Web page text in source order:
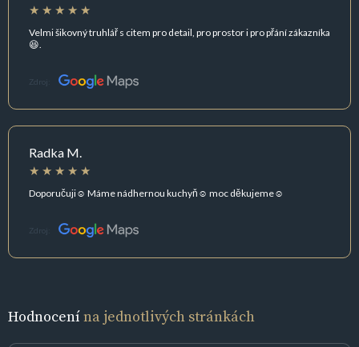
Velmi šikovný truhlář s citem pro detail, pro prostor i pro přání zákazníka
😆.
Zdroj:
Radka M.
Doporučuji☺ Máme nádhernou kuchyň☺ moc děkujeme☺
Zdroj:
Hodnocenína jednotlivých stránkách